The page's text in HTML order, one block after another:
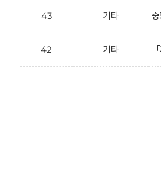
43 기타
42 기타